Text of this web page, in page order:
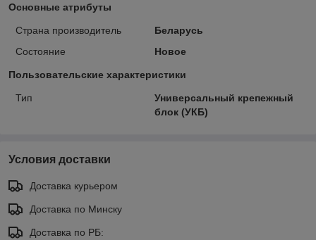
Основные атрибуты
Страна производитель
Беларусь
Состояние
Новое
Пользовательские характеристики
Тип
Универсальный крепежный
блок (УКБ)
Условия доставки
Доставка курьером
Доставка по Минску
Доставка по РБ: